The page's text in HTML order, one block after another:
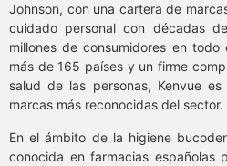
Johnson, con una cartera de
cuidado personal con décadas
millones de consumidores en
más de 165 países y un firme
salud de las personas, Kenvue
marcas más reconocidas del sector.
En el ámbito de la higiene
conocida en farmacias españolas